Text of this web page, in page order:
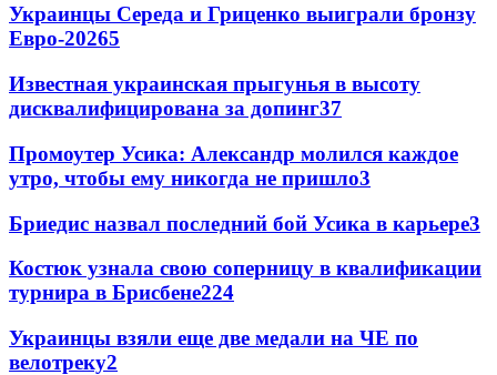
Украинцы Середа и Гриценко выиграли бронзу
Евро-20265
Известная украинская прыгунья в высоту
дисквалифицирована за допинг37
Промоутер Усика: Александр молился каждое
утро, чтобы ему никогда не пришло3
Бриедис назвал последний бой Усика в карьере3
Костюк узнала свою соперницу в квалификации
турнира в Брисбене224
Украинцы взяли еще две медали на ЧЕ по
велотреку2